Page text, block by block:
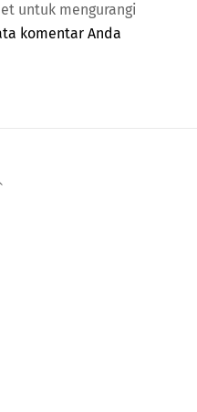
untuk mengurangi
komentar Anda